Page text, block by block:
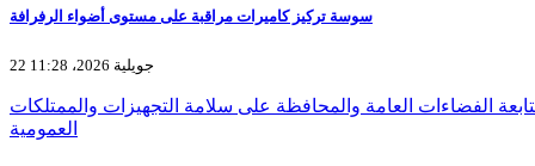
سوسة تركيز كاميرات مراقبة على مستوى أضواء الرفرافة
22 جويلية 2026، 11:28
الفضاءات العامة والمحافظة على سلامة التجهيزات والممتلكات
العمومية